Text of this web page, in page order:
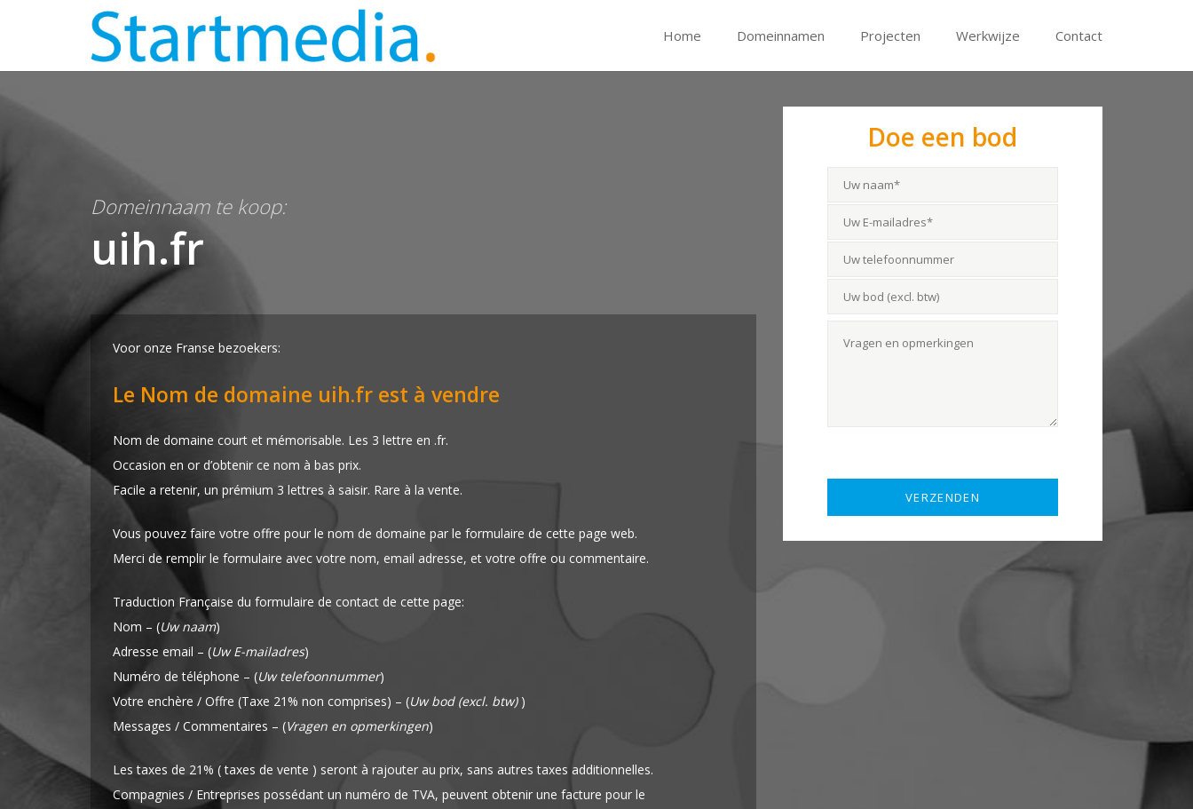
Home Domeinnamen Projecten Werkwijze Contact
Domeinnaam te koop:
uih.fr
Voor onze Franse bezoekers:
Le Nom de domaine uih.fr est à vendre
Nom de domaine court et mémorisable. Les 3 lettre en .fr.
Occasion en or d’obtenir ce nom à bas prix.
Facile a retenir, un prémium 3 lettres à saisir. Rare à la vente.
Vous pouvez faire votre offre pour le nom de domaine par le formulaire de cette page web.
Merci de remplir le formulaire avec votre nom, email adresse, et votre offre ou commentaire.
Traduction Française du formulaire de contact de cette page:
Nom – (Uw naam)
Adresse email – (Uw E-mailadres)
Numéro de téléphone – (Uw telefoonnummer)
Votre enchère / Offre (Taxe 21% non comprises) – (Uw bod (excl. btw) )
Messages / Commentaires – (Vragen en opmerkingen)
Les taxes de 21% ( taxes de vente ) seront à rajouter au prix, sans autres taxes additionnelles.
Compagnies / Entreprises possédant un numéro de TVA, peuvent obtenir une facture pour le
Doe een bod